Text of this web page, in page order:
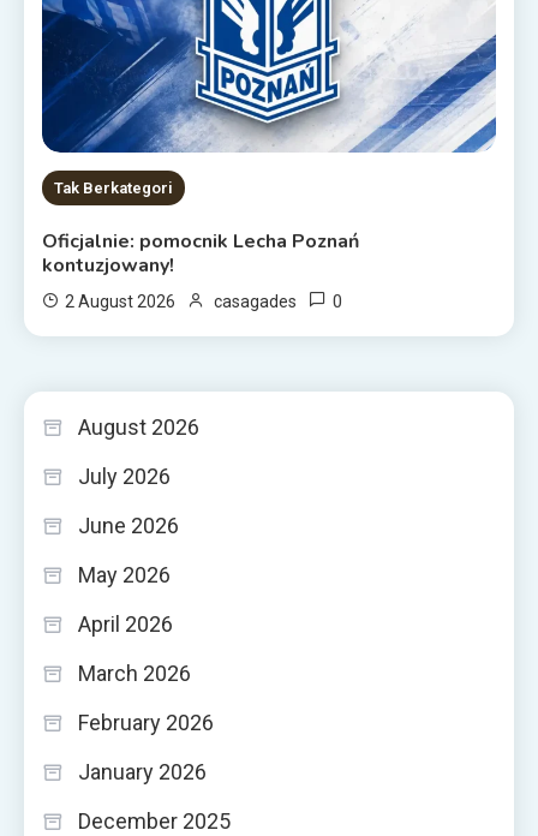
Tak Berkategori
Oficjalnie: pomocnik Lecha Poznań
kontuzjowany!
2 August 2026 casagades 0
August 2026
July 2026
June 2026
May 2026
April 2026
March 2026
February 2026
January 2026
December 2025